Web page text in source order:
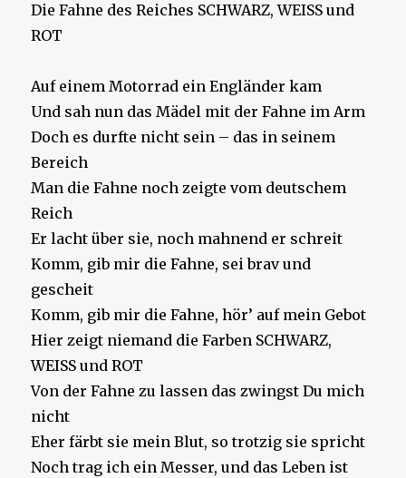
Die Fahne des Reiches SCHWARZ, WEISS und
ROT
Auf einem Motorrad ein Engländer kam
Und sah nun das Mädel mit der Fahne im Arm
Doch es durfte nicht sein – das in seinem
Bereich
Man die Fahne noch zeigte vom deutschem
Reich
Er lacht über sie, noch mahnend er schreit
Komm, gib mir die Fahne, sei brav und
gescheit
Komm, gib mir die Fahne, hör’ auf mein Gebot
Hier zeigt niemand die Farben SCHWARZ,
WEISS und ROT
Von der Fahne zu lassen das zwingst Du mich
nicht
Eher färbt sie mein Blut, so trotzig sie spricht
Noch trag ich ein Messer, und das Leben ist